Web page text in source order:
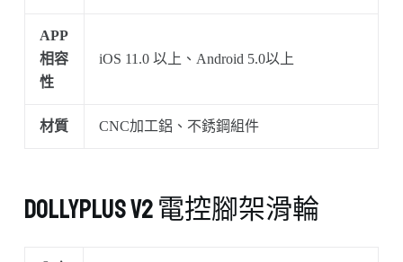
APP
相容
性
iOS 11.0 以上、Android 5.0以上
材質 CNC加工鋁、不銹鋼組件
DollyPLUS v2 電控腳架滑輪